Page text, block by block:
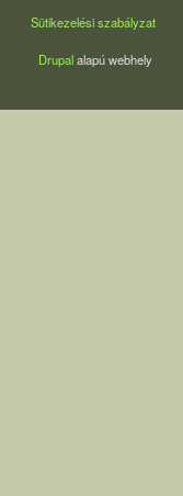
Sütikezelési szabályzat
Drupalalapú webhely